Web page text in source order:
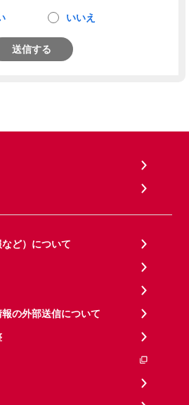
いいえ
送信する
ど）について
の外部送信について